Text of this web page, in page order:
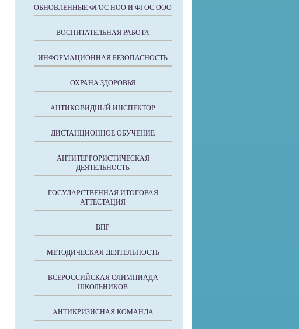
ОБНОВЛЕННЫЕ ФГОС НОО И ФГОС ООО
ВОСПИТАТЕЛЬНАЯ РАБОТА
ИНФОРМАЦИОННАЯ БЕЗОПАСНОСТЬ
ОХРАНА ЗДОРОВЬЯ
АНТИКОВИДНЫЙ ИНСПЕКТОР
ДИСТАНЦИОННОЕ ОБУЧЕНИЕ
АНТИТЕРРОРИСТИЧЕСКАЯ
ДЕЯТЕЛЬНОСТЬ
ГОСУДАРСТВЕННАЯ ИТОГОВАЯ
АТТЕСТАЦИЯ
ВПР
МЕТОДИЧЕСКАЯ ДЕЯТЕЛЬНОСТЬ
ВСЕРОССИЙСКАЯ ОЛИМПИАДА
ШКОЛЬНИКОВ
АНТИКРИЗИСНАЯ КОМАНДА